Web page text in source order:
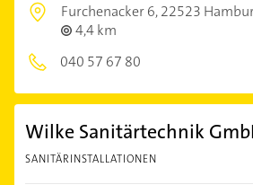
Furchenacker 6,22523
4,4 km
040 57 67 80
Wilke Sanitärtechnik
SANITÄRINSTALLATIONEN